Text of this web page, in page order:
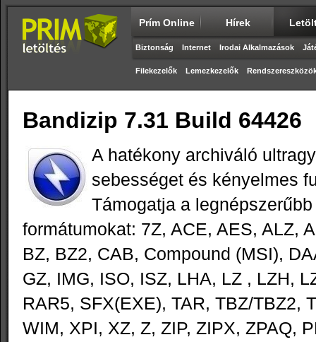
Prím Online Hírek
Biztonság Internet Irodai Alkalmazások
Filekezelők Lemezkezelők
Bandizip 7.31 Build 64426
A hatékony archiváló
sebességet és kényelmes
Támogatja a
formátumokat: 7Z, ACE, AES, ALZ,
BZ, BZ2, CAB, Compound (MSI),
GZ, IMG, ISO, ISZ, LHA, LZ , LZH,
RAR5, SFX(EXE), TAR, TBZ/TBZ2,
WIM, XPI, XZ, Z, ZIP, ZIPX, ZPAQ,